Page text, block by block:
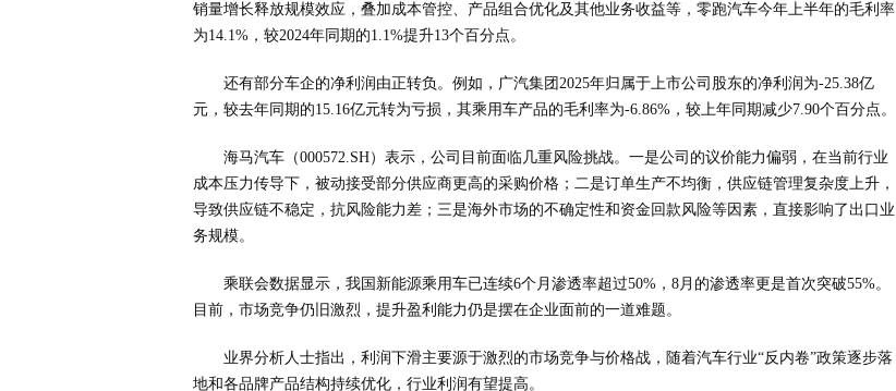
销量增长释放规模效应，叠加成本管控、产品组合优化及其他业务收益等，零跑汽车今年上半年的毛利率
为14.1%，较2024年同期的1.1%提升13个百分点。
还有部分车企的净利润由正转负。例如，广汽集团2025年归属于上市公司股东的净利润为-25.38亿
元，较去年同期的15.16亿元转为亏损，其乘用车产品的毛利率为-6.86%，较上年同期减少7.90个百分点。
海马汽车（000572.SH）表示，公司目前面临几重风险挑战。一是公司的议价能力偏弱，在当前行业
成本压力传导下，被动接受部分供应商更高的采购价格；二是订单生产不均衡，供应链管理复杂度上升，
导致供应链不稳定，抗风险能力差；三是海外市场的不确定性和资金回款风险等因素，直接影响了出口业
务规模。
乘联会数据显示，我国新能源乘用车已连续6个月渗透率超过50%，8月的渗透率更是首次突破55%。
目前，市场竞争仍旧激烈，提升盈利能力仍是摆在企业面前的一道难题。
业界分析人士指出，利润下滑主要源于激烈的市场竞争与价格战，随着汽车行业“反内卷”政策逐步落
地和各品牌产品结构持续优化，行业利润有望提高。